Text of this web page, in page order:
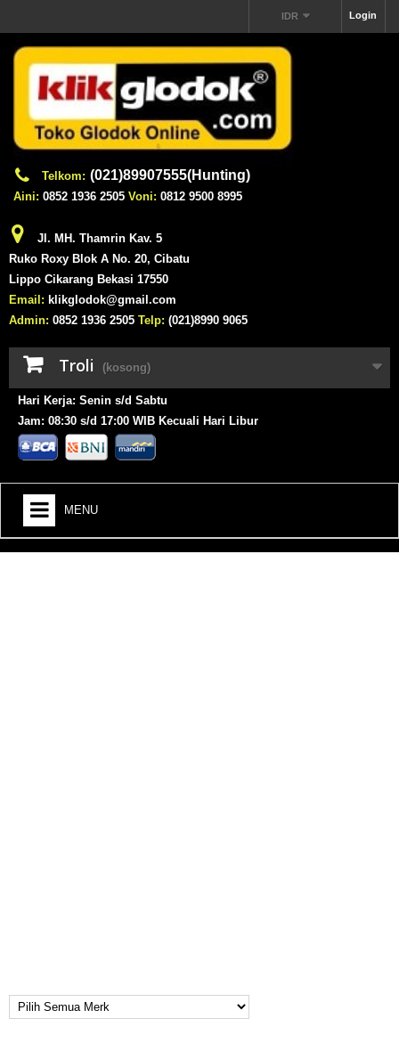
Login
IDR
Telkom: (021)89907555(Hunting)
Aini: 0852 1936 2505 Voni: 0812 9500 8995
Jl. MH. Thamrin Kav. 5
Ruko Roxy Blok A No. 20, Cibatu
Lippo Cikarang Bekasi 17550
Email: klikglodok@gmail.com
Admin: 0852 1936 2505 Telp: (021)8990 9065
Troli (kosong)
Hari Kerja: Senin s/d Sabtu
Jam: 08:30 s/d 17:00 WIB Kecuali Hari Libur
MENU